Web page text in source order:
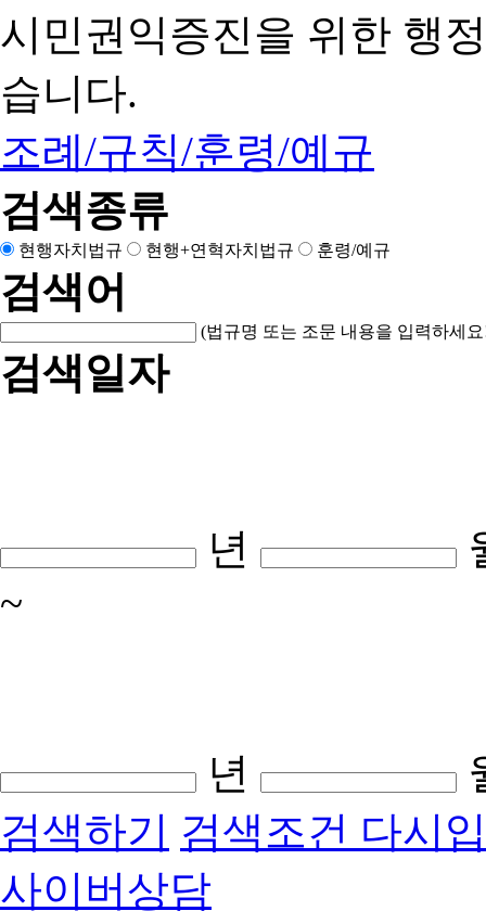
시민권익증진을 위한 행
습니다.
조례/규칙/훈령/예규
검색종류
현행자치법규 현행+연혁자치법규 훈령/예규
검색어
(법규명 또는 조문 내용을 입력하세
검색일자
년
~
년
검색하기 검색조건 다시
사이버상담